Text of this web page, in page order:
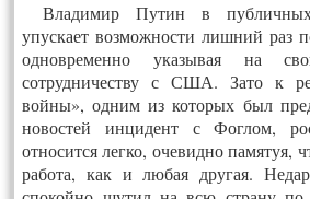
Владимир Путин в
упускает возможности лишний раз
одновременно указывая на
сотрудничеству с США. Зато к
войны», одним из которых был
новостей инцидент с Фоглом,
относится легко, очевидно
работа, как и любая другая.